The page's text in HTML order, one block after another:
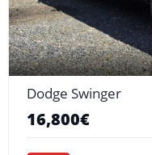
Dodge Swinger
16,800€